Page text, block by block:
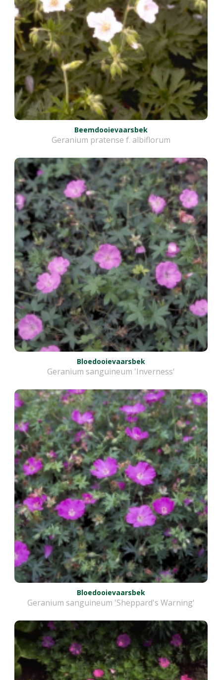
Beemdooievaarsbek
Geranium pratense f. albiflorum
Bloedooievaarsbek
Geranium sanguineum 'Inverness'
Bloedooievaarsbek
Geranium sanguineum 'Sheppard's Warning'